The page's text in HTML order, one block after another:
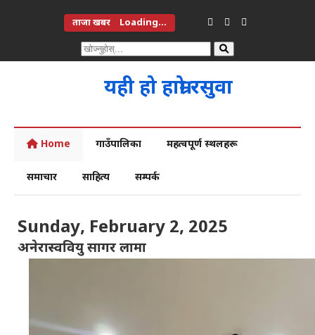
ताजा खबर Loading...
यही हो हाम्रो रसुवा
Home गाउँपालिका महत्वपूर्ण स्थलहरू
समाचार साहित्य सम्पर्क
Sunday, February 2, 2025
अनेरास्ववियु सागर लामा